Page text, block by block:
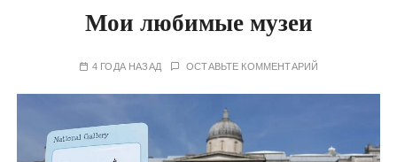
Мои любимые музеи
4 ГОДА НАЗАД ОСТАВЬТЕ КОММЕНТАРИЙ